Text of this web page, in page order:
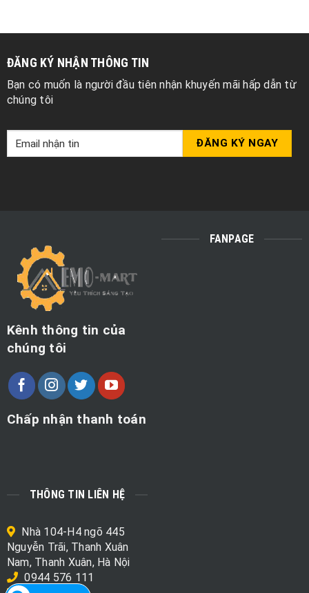
ĐĂNG KÝ NHẬN THÔNG TIN
Bạn có muốn là người đầu tiên nhận khuyến mãi hấp dẫn từ
chúng tôi
Kênh thông tin của
chúng tôi
Chấp nhận thanh toán
FANPAGE
THÔNG TIN LIÊN HỆ
Nhà 104-H4 ngõ 445
Nguyễn Trãi, Thanh Xuân
Nam, Thanh Xuân, Hà Nội
0944 576 111